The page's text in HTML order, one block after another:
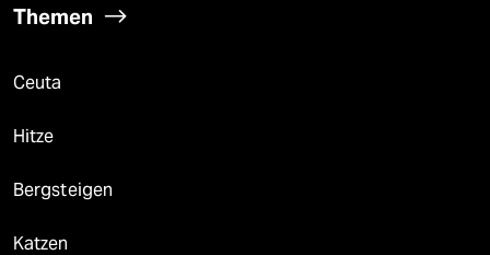
Themen
Ceuta
Hitze
Bergsteigen
Katzen